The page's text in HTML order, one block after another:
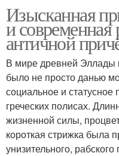
Изысканная
и современная
античной
В мире древней Эллады
было не просто данью
социальное и
греческих полисах.
жизненной силы,
короткая стрижка была
унизительного,